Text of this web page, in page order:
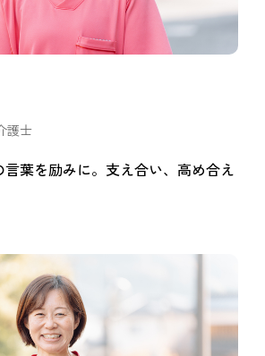
護士
言葉を励みに。支え合い、高め合え